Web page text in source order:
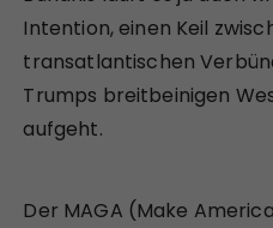
Intention, einen Keil
transatlantischen
Trumps breitbeinigen
aufgeht.
Der MAGA (Make